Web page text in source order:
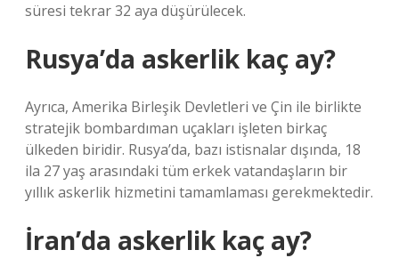
süresi tekrar 32 aya düşürülecek.
Rusya’da askerlik kaç ay?
Ayrıca, Amerika Birleşik Devletleri ve Çin ile birlikte
stratejik bombardıman uçakları işleten birkaç
ülkeden biridir. Rusya’da, bazı istisnalar dışında, 18
ila 27 yaş arasındaki tüm erkek vatandaşların bir
yıllık askerlik hizmetini tamamlaması gerekmektedir.
İran’da askerlik kaç ay?